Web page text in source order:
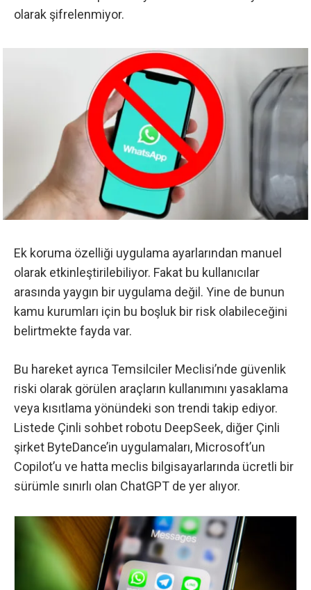
olarak şifrelenmiyor.
Ek koruma özelliği uygulama ayarlarından manuel
olarak etkinleştirilebiliyor. Fakat bu kullanıcılar
arasında yaygın bir uygulama değil. Yine de bunun
kamu kurumları için bu boşluk bir risk olabileceğini
belirtmekte fayda var.
Bu hareket ayrıca Temsilciler Meclisi’nde güvenlik
riski olarak görülen araçların kullanımını yasaklama
veya kısıtlama yönündeki son trendi takip ediyor.
Listede Çinli sohbet robotu DeepSeek, diğer Çinli
şirket ByteDance’in uygulamaları, Microsoft’un
Copilot’u ve hatta meclis bilgisayarlarında ücretli bir
sürümle sınırlı olan ChatGPT de yer alıyor.